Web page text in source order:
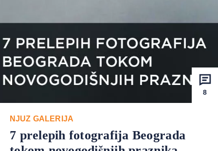
8
NJUZ GALERIJA
7 prelepih fotografija Beograda